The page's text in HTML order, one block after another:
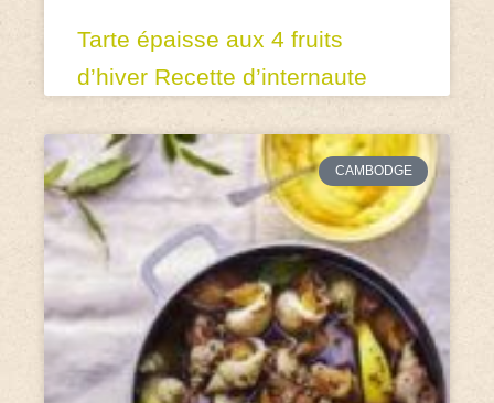
Tarte épaisse aux 4 fruits
d’hiver Recette d’internaute
CAMBODGE